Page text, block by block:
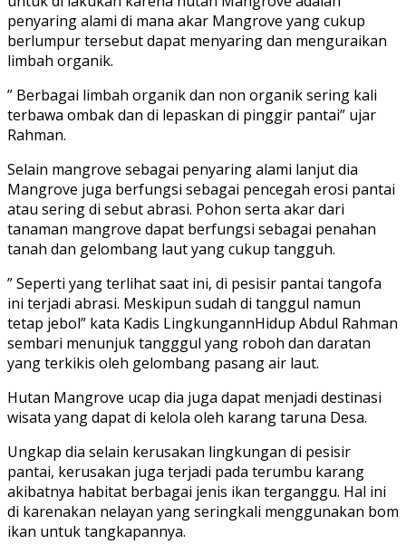
penyaring alami di mana akar Mangrove yang cukup
berlumpur tersebut dapat menyaring dan menguraikan
limbah organik.
” Berbagai limbah organik dan non organik sering kali
terbawa ombak dan di lepaskan di pinggir pantai” ujar
Rahman.
Selain mangrove sebagai penyaring alami lanjut dia
Mangrove juga berfungsi sebagai pencegah erosi pantai
atau sering di sebut abrasi. Pohon serta akar dari
tanaman mangrove dapat berfungsi sebagai penahan
tanah dan gelombang laut yang cukup tangguh.
” Seperti yang terlihat saat ini, di pesisir pantai tangofa
ini terjadi abrasi. Meskipun sudah di tanggul namun
tetap jebol” kata Kadis LingkungannHidup Abdul Rahman
sembari menunjuk tangggul yang roboh dan daratan
yang terkikis oleh gelombang pasang air laut.
Hutan Mangrove ucap dia juga dapat menjadi destinasi
wisata yang dapat di kelola oleh karang taruna Desa.
Ungkap dia selain kerusakan lingkungan di pesisir
pantai, kerusakan juga terjadi pada terumbu karang
akibatnya habitat berbagai jenis ikan terganggu. Hal ini
di karenakan nelayan yang seringkali menggunakan bom
ikan untuk tangkapannya.